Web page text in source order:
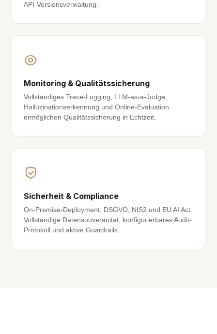
API-Versionsverwaltung.
Monitoring & Qualitätssicherung
Vollständiges Trace-Logging, LLM-as-a-Judge,
Halluzinationserkennung und Online-Evaluation
ermöglichen Qualitätssicherung in Echtzeit.
Sicherheit & Compliance
On-Premise-Deployment, DSGVO, NIS2 und EU AI Act.
Vollständige Datensouveränität, konfigurierbares Audit-
Protokoll und aktive Guardrails.